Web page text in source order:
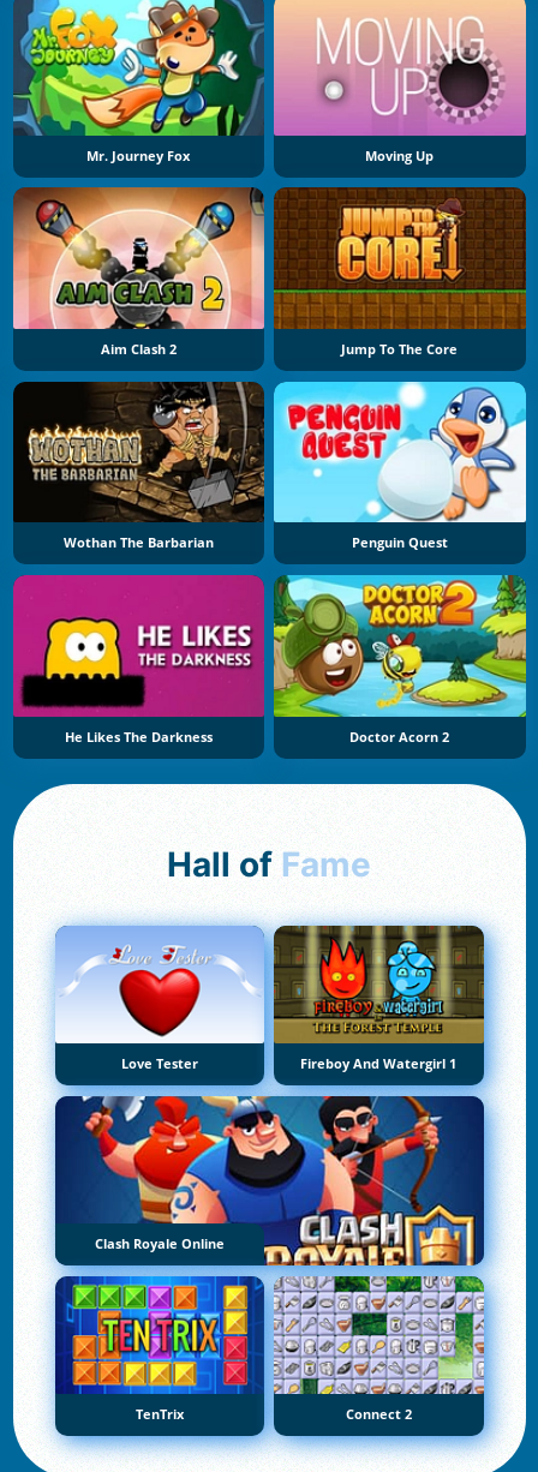
Mr. Journey Fox Moving Up
Aim Clash 2 Jump To The Core
Wothan The Barbarian Penguin Quest
He Likes The Darkness Doctor Acorn 2
Hall of Fame
Love Tester Fireboy And Watergirl 1
Clash Royale Online
TenTrix Connect 2